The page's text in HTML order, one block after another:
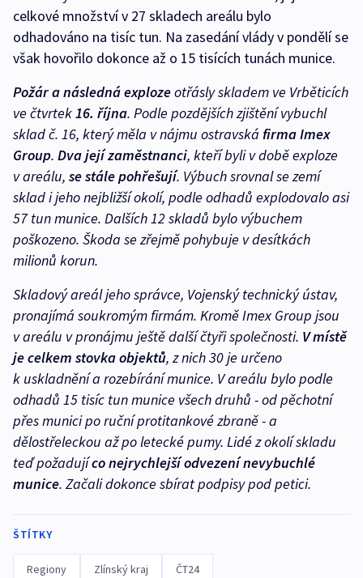
celkové množství v 27 skladech areálu bylo
odhadováno na tisíc tun. Na zasedání vlády v pondělí se
však hovořilo dokonce až o 15 tisících tunách munice.
Požár a následná explozeotřásly skladem ve Vrběticích
ve čtvrtek16. října. Podle pozdějších zjištění vybuchl
sklad č. 16, který měla v nájmu ostravská firma Imex
Group. Dva její zaměstnanci, kteří byli v době exploze
v areálu, se stále pohřešují. Výbuch srovnal se zemí
sklad i jeho nejbližší okolí, podle odhadů explodovalo asi
57 tun munice. Dalších 12 skladů bylo výbuchem
poškozeno. Škoda se zřejmě pohybuje v desítkách
milionů korun.
Skladový areál jeho správce, Vojenský technický ústav,
pronajímá soukromým firmám. Kromě Imex Group jsou
v areálu v pronájmu ještě další čtyři společnosti. V místě
je celkem stovka objektů, z nich 30 je určeno
k uskladnění a rozebírání munice. V areálu bylo podle
odhadů 15 tisíc tun munice všech druhů - od pěchotní
přes munici po ruční protitankové zbraně - a
dělostřeleckou až po letecké pumy. Lidé z okolí skladu
teď požadujíco nejrychlejší odvezení nevybuchlé
munice. Začali dokonce sbírat podpisy pod petici.
ŠTÍTKY
Regiony Zlínský kraj ČT24